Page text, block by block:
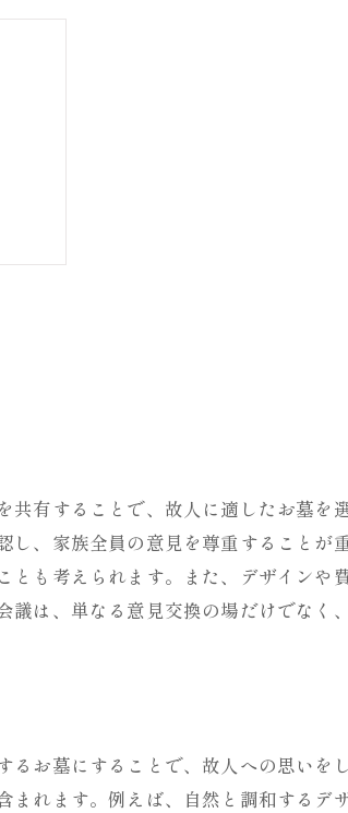
有することで、故人に適したお墓を
し、家族全員の意見を尊重することが
とも考えられます。また、デザインや
は、単なる意見交換の場だけでなく
お墓にすることで、故人への思いを
まれます。例えば、自然と調和するデ